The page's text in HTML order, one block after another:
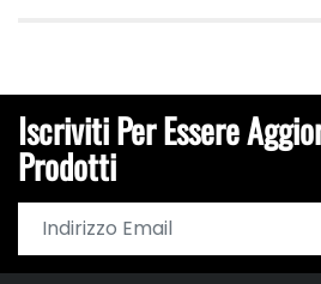
Iscriviti Per Essere
Prodotti